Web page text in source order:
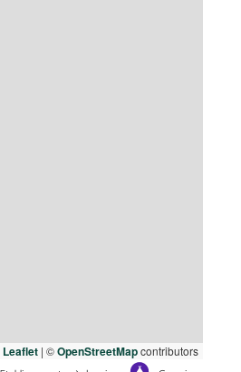
Leaflet | ©OpenStreetMapcontributors